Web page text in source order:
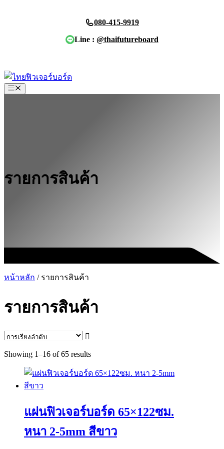
080-415-9919
Line : @thaifutureboard
Menu
รายการสินค้า
หน้าหลัก / รายการสินค้า
รายการสินค้า
Showing 1–16 of 65 results
แผ่นฟิวเจอร์บอร์ด 65×122ซม.
หนา 2-5mm สีขาว